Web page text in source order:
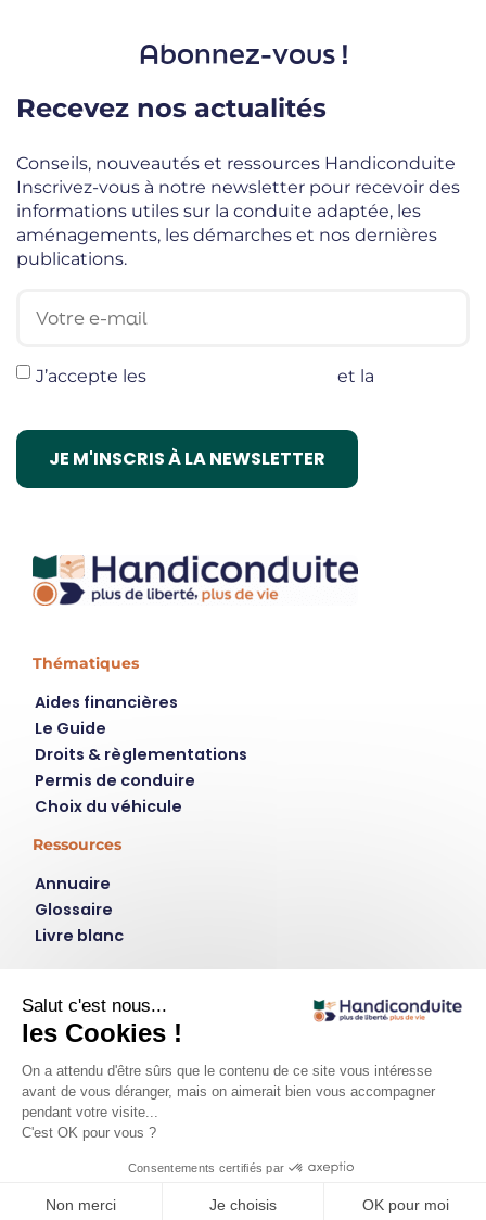
Abonnez-vous !
Recevez nos actualités
Conseils, nouveautés et ressources Handiconduite
Inscrivez-vous à notre newsletter pour recevoir des
informations utiles sur la conduite adaptée, les
aménagements, les démarches et nos dernières
publications.
J’accepte les et la
Thématiques
Aides financières
Le Guide
Droits & règlementations
Permis de conduire
Choix du véhicule
Ressources
Annuaire
Glossaire
Livre blanc
Instagram LinkedIn
plus de liberté, plus de vie
Qui est handiconduite.fr ?